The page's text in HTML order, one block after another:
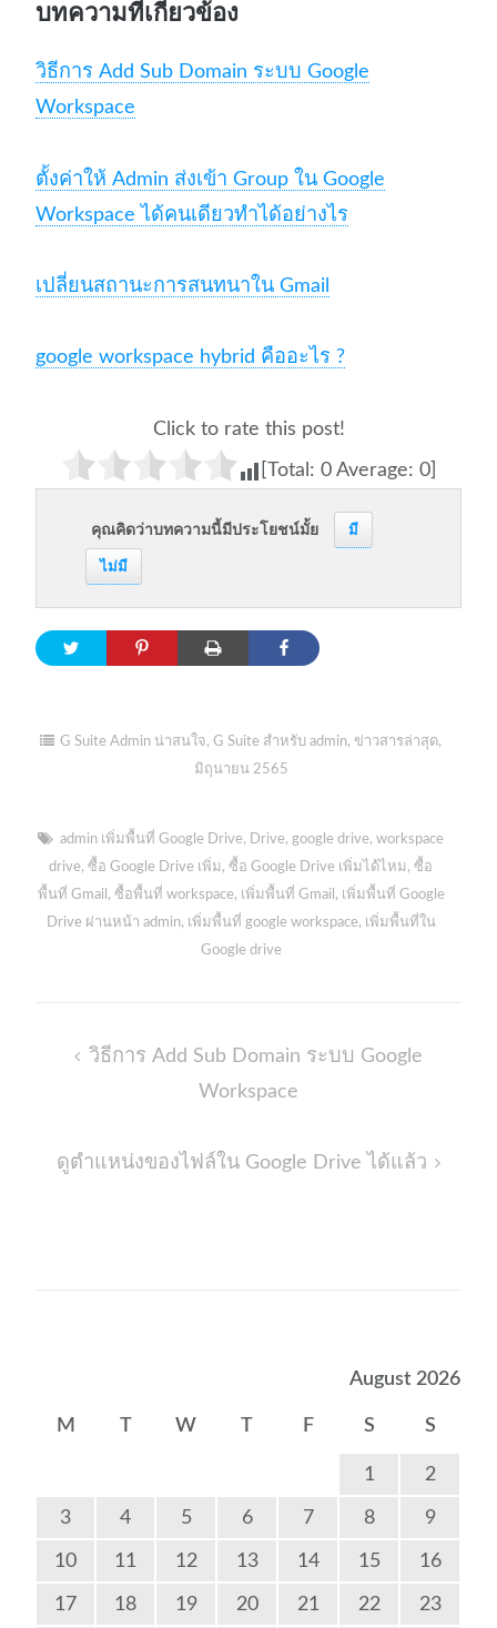
บทความที่เกี่ยวข้อง
วิธีการ Add Sub Domain ระบบ Google
Workspace
ตั้งค่าให้ Admin ส่งเข้า Group ใน Google
Workspace ได้คนเดียวทำได้อย่างไร
เปลี่ยนสถานะการสนทนาใน Gmail
google workspace hybrid คืออะไร ?
Click to rate this post!
[Total: 0Average: 0]
คุณคิดว่าบทความนี้มีประโยชน์มั้ย มี
ไม่มี
G Suite Admin น่าสนใจ,G Suite สำหรับ admin,ข่าวสารล่าสุด,
มิถุนายน 2565
admin เพิ่มพื้นที่ Google Drive, Drive, google drive, workspace
drive, ซื้อ Google Drive เพิ่ม, ซื้อ Google Drive เพิ่มได้ไหม, ซื้อ
พื้นที่ Gmail , ซื้อพื้นที่ workspace, เพิ่มพื้นที่ Gmail , เพิ่มพื้นที่ Google
Drive ผ่านหน้า admin, เพิ่มพื้นที่ google workspace, เพิ่มพื้นที่ใน
Google drive
Post วิธีการ Add Sub Domain ระบบ Google
Workspace
ดูตำแหน่งของไฟล์ใน Google Drive ได้แล้ว
August 2026
M T W T F S S
1 2
3 4 5 6 7 8 9
10 11 12 13 14 15 16
17 18 19 20 21 22 23